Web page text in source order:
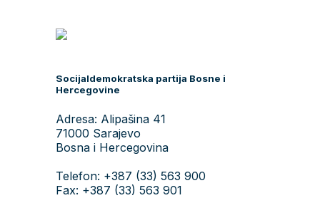
Socijaldemokratska partija Bosne i
Hercegovine
Adresa: Alipašina 41
71000 Sarajevo
Bosna i Hercegovina
Telefon: +387 (33) 563 900
Fax: +387 (33) 563 901